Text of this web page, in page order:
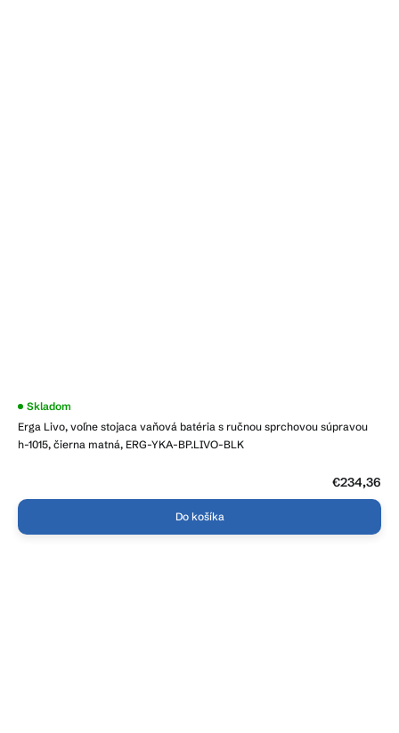
Erga Livo, voľne stojaca vaňová batéria s ručnou sprchovou súpravou
h-1015, čierna matná, ERG-YKA-BP.LIVO-BLK
Skladom
€234,36
Do košíka